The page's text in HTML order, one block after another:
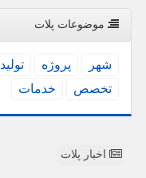
موضوعات پلات
شهر پروژه تولید
تخصص
خدمات
اخبار پلات